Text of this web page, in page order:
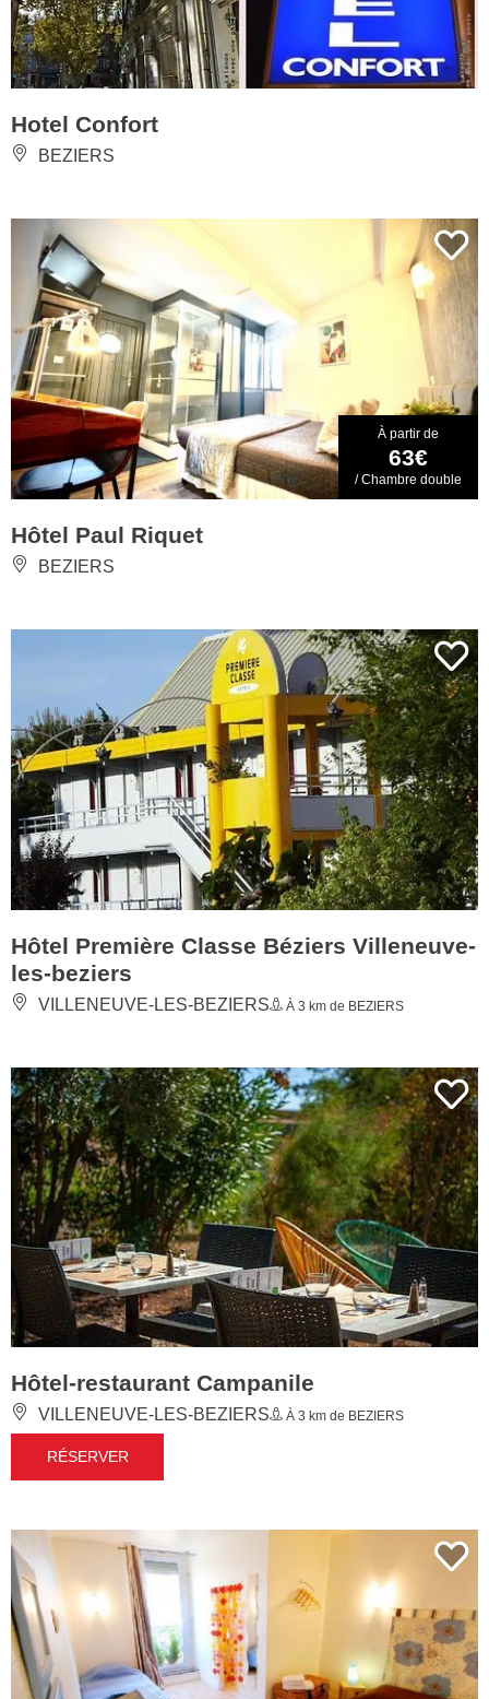
Hotel Confort
BEZIERS
À partir de
63€
/ Chambre double
Hôtel Paul Riquet
BEZIERS
Hôtel Première Classe Béziers Villeneuve-
les-beziers
VILLENEUVE-LES-BEZIERS À 3 km de BEZIERS
Hôtel-restaurant Campanile
VILLENEUVE-LES-BEZIERS À 3 km de BEZIERS
RÉSERVER